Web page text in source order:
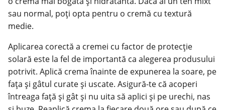
sau normal, poți opta pentru o cremă cu textură
medie.
Aplicarea corectă a cremei cu factor de protecție
solară este la fel de importantă ca alegerea produsului
potrivit. Aplică crema înainte de expunerea la soare, pe
fața și gâtul curate și uscate. Asigură-te că acoperi
întreaga față și gât și nu uita să aplici și pe urechi, nas